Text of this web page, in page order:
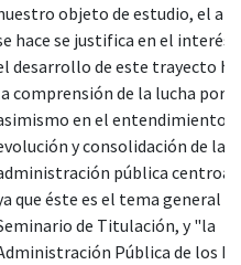
objeto de estudio, el
hace se justifica en el interés
desarrollo de este trayecto
comprensión de la lucha por
en el entendimiento
y consolidación de la
pública
que éste es el tema general
de Titulación, y "la
Pública de los